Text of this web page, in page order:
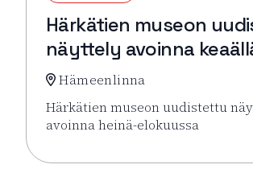
Härkätien museon
näyttely avoinna
Hämeenlinna
Härkätien museon uudistettu
avoinna heinä-elokuussa
Lue lisää tapahtumasta